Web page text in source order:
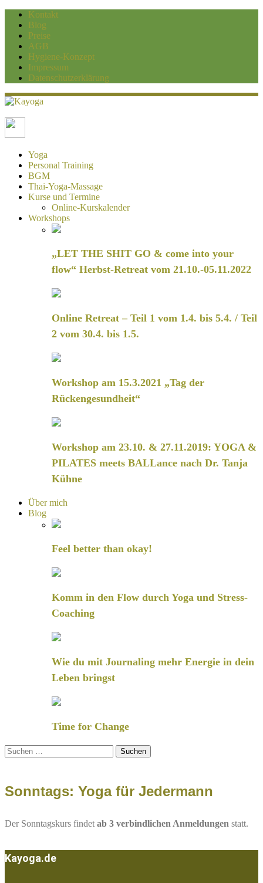
Kontakt
Blog
Preise
AGB
Hygiene-Konzept
Impressum
Datenschutzerklärung
Kayoga
Yoga und Personaltraining Duisburg
Yoga
Personal Training
BGM
Thai-Yoga-Massage
Kurse und Termine
Online-Kurskalender
Workshops
„LET THE SHIT GO & come into your
flow“ Herbst-Retreat vom 21.10.-05.11.2022
Online Retreat – Teil 1 vom 1.4. bis 5.4. / Teil
2 vom 30.4. bis 1.5.
Workshop am 15.3.2021 „Tag der
Rückengesundheit“
Workshop am 23.10. & 27.11.2019: YOGA &
PILATES meets BALLance nach Dr. Tanja
Kühne
Über mich
Blog
Feel better than okay!
Komm in den Flow durch Yoga und Stress-
Coaching
Wie du mit Journaling mehr Energie in dein
Leben bringst
Time for Change
Suchen
nach:
Sonntags: Yoga für Jedermann
Der Sonntagskurs findet ab 3 verbindlichen Anmeldungen statt.
Kayoga.de